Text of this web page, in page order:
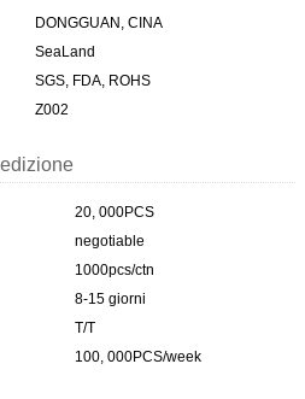
DONGGUAN, CINA
SeaLand
SGS, FDA, ROHS
Z002
20, 000PCS
negotiable
1000pcs/ctn
8-15 giorni
T/T
100, 000PCS/week